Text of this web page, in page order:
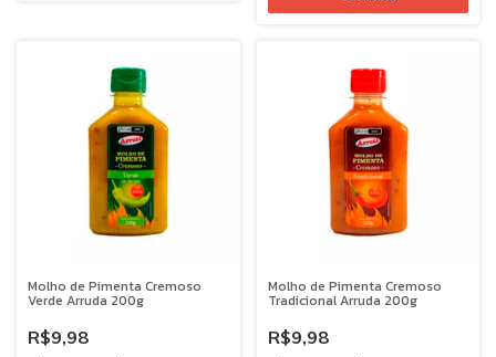
Molho de Pimenta Cremoso
Verde Arruda 200g
R$9,98
Molho de Pimenta Cremoso
Tradicional Arruda 200g
R$9,98